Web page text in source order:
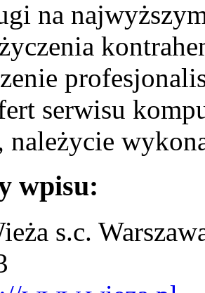
na
serwisu
należycie
wpisu:
s.c.